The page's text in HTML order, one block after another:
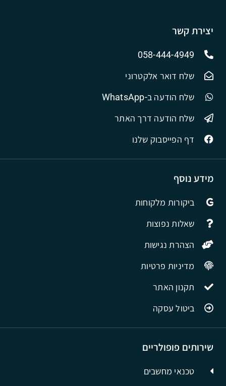
שירותים פופולריים
טכנאי מחשבים
מידע נוסף
ביקורות מלקוחות
שאלות נפוצות
הצהרת נגישות
מדיניות פרטיות
תקנון האתר
ביטול עסקה
יצירת קשר
058-444-4949
שלח דואר אלקטרוני
שלח הודעה ב-WhatsApp
שלח הודעה דרך האתר
דף הפייסבוק שלנו